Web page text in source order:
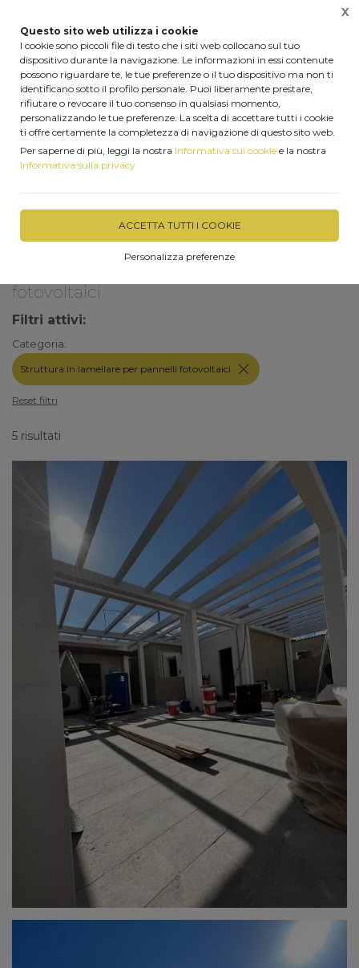
Questo sito web utilizza i cookie
I cookie sono piccoli file di testo che i siti web collocano sul tuo
dispositivo durante la navigazione. Le informazioni in essi contenute
possono riguardare te, le tue preferenze o il tuo dispositivo ma non ti
identificano sotto il profilo personale. Puoi liberamente prestare,
rifiutare o revocare il tuo consenso in qualsiasi momento,
personalizzando le tue preferenze. La scelta di accettare tutti i cookie
ti offre certamente la completezza di navigazione di questo sito web.
Per saperne di più, leggi la nostra Informativa sui cookie e la nostra
Informativa sulla privacy
ACCETTA TUTTI I COOKIE
Personalizza preferenze
X
Home Le nostre realizzazioni Struttura in lamellare per
Struttura in legno lamellare per supporto pannelli
fotovoltaici
FILTRA
fotovoltaici
Filtri attivi:
Categoria:
Struttura in lamellare per pannelli fotovoltaici
Reset filtri
5 risultati